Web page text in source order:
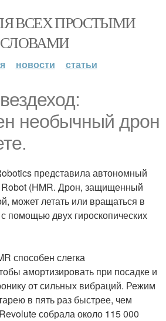
ВСЕХ ПРОСТЫМИ
СЛОВАМИ
новости статьи
необычный дрон
представила автономный
(HMR. Дрон, защищенный
может летать или вращаться в
помощью двух гироскопических
способен слегка
амортизировать при посадке и
от сильных вибраций. Режим
в пять раз быстрее, чем
собрала около 115 000